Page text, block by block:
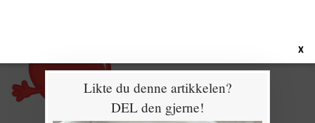
X
Likte du denne artikkelen?
DEL den gjerne!